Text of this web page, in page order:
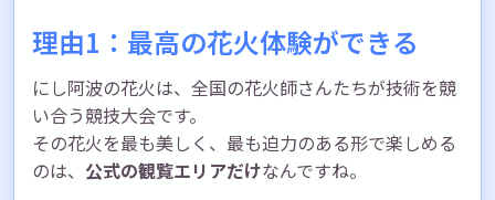
理由1：最高の花火体験ができる
にし阿波の花火は、全国の花火師さんたちが技術を競
い合う競技大会です。
その花火を最も美しく、最も迫力のある形で楽しめる
のは、 公式の観覧エリアだけなんですね。